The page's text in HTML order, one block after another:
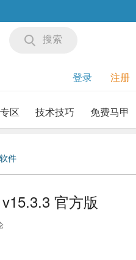
搜索
登录 注册
区 技术技巧 免费马甲
件
官方版